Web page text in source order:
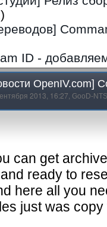
ID -
OpenIV.com]
2013, 16:27, GooD-NTS
can get
ready to
here all you
just was copy